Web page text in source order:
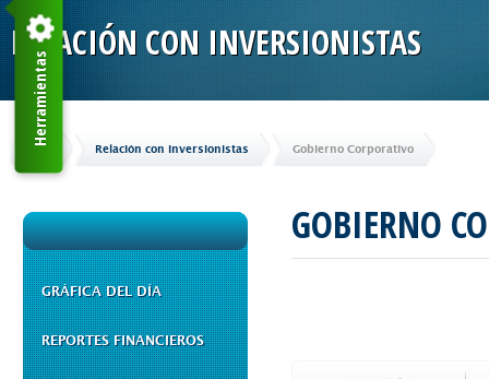
RELACIÓN CON INVERSIONISTAS
Inicio Relación con Inversionistas Gobierno Corporativo
GRÁFICA DEL DÍA
REPORTES FINANCIEROS
GOBIERNO
Herramientas